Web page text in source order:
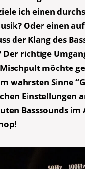
ich einen
Oder einen
der Klang des
Der richtige
möchte
wahrsten Sinne
Einstellungen
Basssounds